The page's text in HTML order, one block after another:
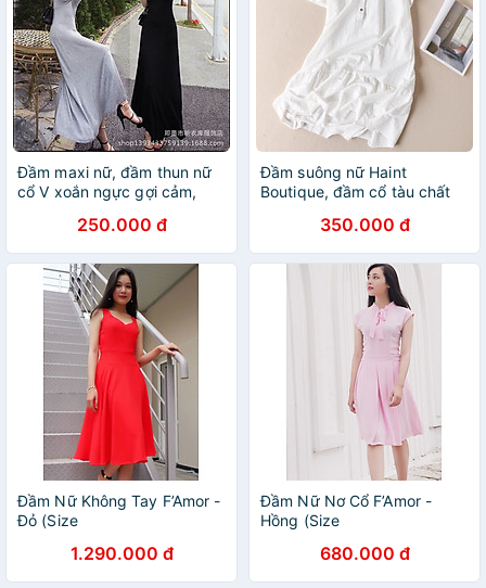
Đầm maxi nữ, đầm thun nữ
cổ V xoắn ngực gợi cảm,
250.000 đ
Đầm suông nữ Haint
Boutique, đầm cổ tàu chất
phái nữ Da80350.000 đ
Đầm Nữ Không Tay F’Amor -
Đỏ (Size
1.290.000 đ
Đầm Nữ Nơ Cổ F’Amor -
Hồng (Size
680.000 đ